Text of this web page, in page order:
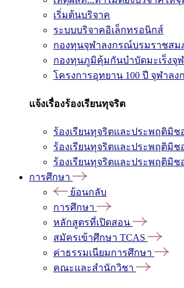
เริ่มต้นบริจาค
ระบบบริจาคอิเล็กทรอนิกส์
กองทุนจุฬาลงกรณ์บรมราชสม
กองทุนภูมิคุ้มกันบำบัดมะเร็งจุ
โครงการอุทยาน 100 ปี จุฬาล
แจ้งเรื่องร้องเรียนทุจริต
ร้องเรียนทุจริตและประพฤติมิช
ร้องเรียนทุจริตและประพฤติมิช
ร้องเรียนทุจริตและประพฤติมิช
การศึกษา
ย้อนกลับ
การศึกษา
หลักสูตรที่เปิดสอน
สมัครเข้าศึกษา TCAS
ค่าธรรมเนียมการศึกษา
คณะและสำนักวิชา